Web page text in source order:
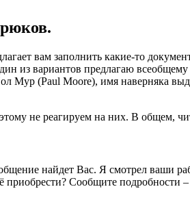
вам заполнить какие-то
из вариантов предлагаю
Мур (Paul Moore), имя наверняка
не реагируем на них. В общем,
найдет Вас. Я смотрел ваши
приобрести? Сообщите подробности